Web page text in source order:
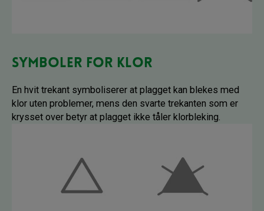
Symboler for klor
En hvit trekant symboliserer at plagget kan blekes med
klor uten problemer, mens den svarte trekanten som er
krysset over betyr at plagget ikke tåler klorbleking.